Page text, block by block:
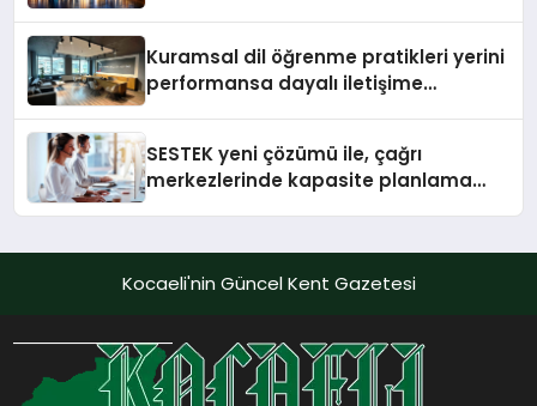
Kuramsal dil öğrenme pratikleri yerini
performansa dayalı iletişime
SESTEK yeni çözümü ile, çağrı
merkezlerinde kapasite planlama
Kocaeli'nin Güncel Kent Gazetesi